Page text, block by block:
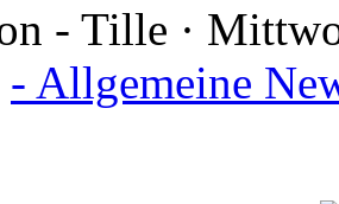
- Tille ·
- Allgemeine